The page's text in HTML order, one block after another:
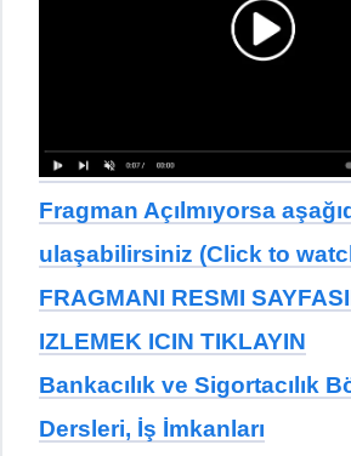
Fragman Açılmıyorsa
ulaşabilirsiniz (Click to
FRAGMANI RESMI
IZLEMEK ICIN TIKLAYIN
Bankacılık ve Sigortacılık
Dersleri, İş İmkanları